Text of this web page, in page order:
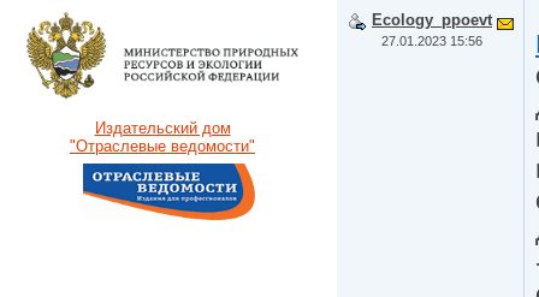
Издательский дом
"Отраслевые ведомости"
Ecology_ppoevt
27.01.2023 15:56